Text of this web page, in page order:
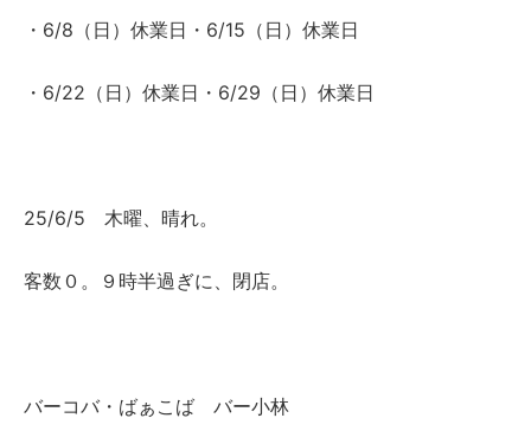
・6/8（日）休業日・6/15（日）休業日
・6/22（日）休業日・6/29（日）休業日
25/6/5 木曜、晴れ。
客数０。９時半過ぎに、閉店。
バーコバ・ばぁこば バー小林